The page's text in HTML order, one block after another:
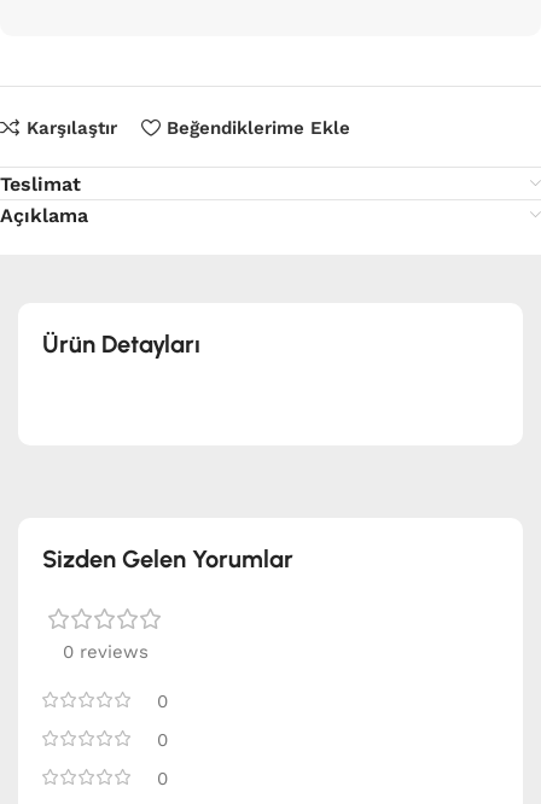
Karşılaştır Beğendiklerime Ekle
Teslimat
Açıklama
Ürün Detayları
Sizden Gelen Yorumlar
0 reviews
0
0
0